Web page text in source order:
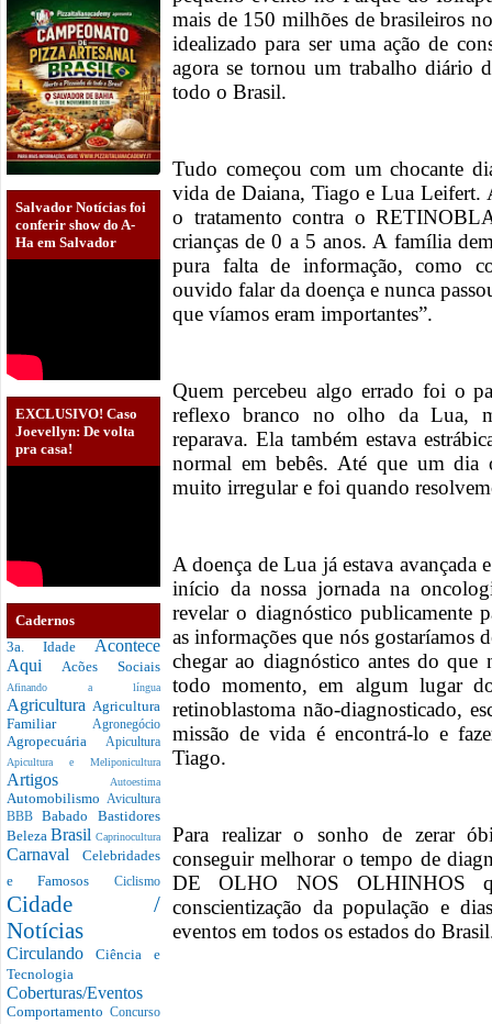
Salvador Notícias foi
conferir show do A-
Ha em Salvador
EXCLUSIVO! Caso
Joevellyn: De volta
pra casa!
Cadernos
3a. Idade Acontece
Aqui Acões Sociais
Afinando a língua
Agricultura Agricultura
Familiar Agronegócio
Agropecuária Apicultura
Apicultura e Meliponicultura
Artigos Autoestima
Automobilismo Avicultura
BBBBabado Bastidores
Beleza Brasil Caprinocultura
Carnaval Celebridades
e Famosos Ciclismo
Cidade /
Notícias
CirculandoCiência e
Tecnologia
Coberturas/Eventos
Comportamento Concurso
mais de 150 milhões de brasileiros
idealizado para ser uma ação de
agora se tornou um trabalho diário
todo o Brasil.
Tudo começou com um chocante
vida de Daiana, Tiago e Lua Leifert.
o tratamento contra o
crianças de 0 a 5 anos. A família
pura falta de informação, como
ouvido falar da doença e nunca
que víamos eram importantes”.
Quem percebeu algo errado foi o
reflexo branco no olho da Lua,
reparava. Ela também estava
normal em bebês. Até que um
muito irregular e foi quando
A doença de Lua já estava
início da nossa jornada na
revelar o diagnóstico publicamente
as informações que nós gostaríamos
chegar ao diagnóstico antes do que
todo momento, em algum lugar
retinoblastoma não-diagnosticado,
missão de vida é encontrá-lo e
Tiago.
Para realizar o sonho de zerar
conseguir melhorar o tempo de
DE OLHO NOS OLHINHOS
conscientização da população e
eventos em todos os estados do